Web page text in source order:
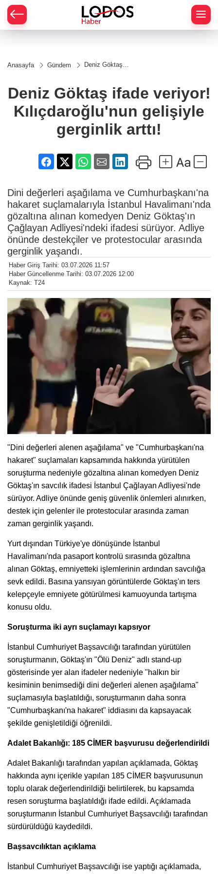
Anasayfa Gündem
Deniz Göktaş
gelişiyle
gerginlik arttı!
Deniz Göktaş ifade veriyor!
Kılıçdaroğlu'nun gelişiyle
gerginlik arttı!
Dini değerleri aşağılama ve Cumhurbaşkanı'na
hakaret suçlamalarıyla İstanbul Havalimanı'nda
gözaltına alınan komedyen Deniz Göktaş'ın
Çağlayan Adliyesi'ndeki ifadesi sürüyor. Adliye
önünde destekçiler ve protestocular arasında
gerginlik yaşandı.
Haber Giriş Tarihi: 03.07.2026 11:57
Haber Güncellenme Tarihi: 03.07.2026 12:00
Kaynak: T24
"Dini değerleri alenen aşağılama" ve "Cumhurbaşkanı'na
hakaret" suçlamaları kapsamında hakkında yürütülen
soruşturma nedeniyle gözaltına alınan komedyen Deniz
Göktaş'ın savcılık ifadesi İstanbul Çağlayan Adliyesi'nde
sürüyor. Adliye önünde geniş güvenlik önlemleri alınırken,
destek için gelenler ile protestocular arasında zaman
zaman gerginlik yaşandı.
Yurt dışından Türkiye'ye dönüşünde İstanbul
Havalimanı'nda pasaport kontrolü sırasında gözaltına
alınan Göktaş, emniyetteki işlemlerinin ardından savcılığa
sevk edildi. Basına yansıyan görüntülerde Göktaş'ın ters
kelepçeyle emniyete götürülmesi kamuoyunda tartışma
konusu oldu.
Soruşturma iki ayrı suçlamayı kapsıyor
İstanbul Cumhuriyet Başsavcılığı tarafından yürütülen
soruşturmanın, Göktaş'ın "Ölü Deniz" adlı stand-up
gösterisinde yer alan ifadeler nedeniyle "halkın bir
kesiminin benimsediği dini değerleri alenen aşağılama"
suçlamasıyla başlatıldığı, soruşturmanın daha sonra
"Cumhurbaşkanı'na hakaret" iddiasını da kapsayacak
şekilde genişletildiği öğrenildi.
Adalet Bakanlığı: 185 CİMER başvurusu değerlendirildi
Adalet Bakanlığı tarafından yapılan açıklamada, Göktaş
hakkında aynı içerikle yapılan 185 CİMER başvurusunun
toplu olarak değerlendirildiği belirtilerek, bu kapsamda
resen soruşturma başlatıldığı ifade edildi. Açıklamada
soruşturmanın İstanbul Cumhuriyet Başsavcılığı tarafından
sürdürüldüğü kaydedildi.
Başsavcılıktan açıklama
İstanbul Cumhuriyet Başsavcılığı ise yaptığı açıklamada,